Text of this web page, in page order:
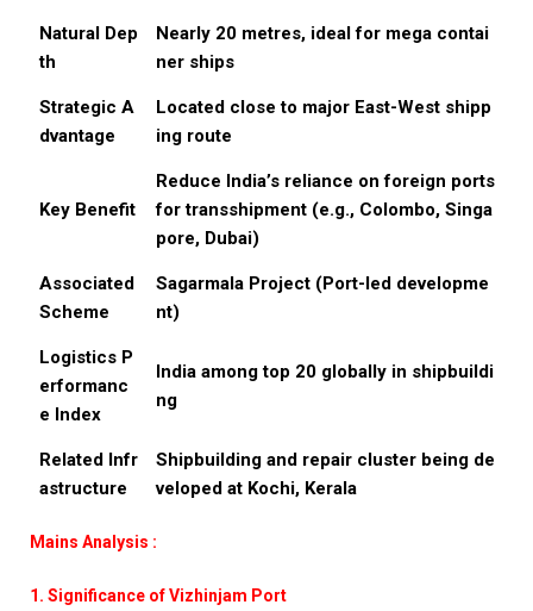
Natural Dep
th
Nearly 20 metres, ideal for mega contai
ner ships
Strategic A
dvantage
Located close to major East-West shipp
ing route
Key Benefit
Reduce India’s reliance on foreign ports
for transshipment (e.g., Colombo, Singa
pore, Dubai)
Associated
Scheme
Sagarmala Project (Port-led developme
nt)
Logistics P
erformanc
e Index
India among top 20 globally in shipbuildi
ng
Related Infr
astructure
Shipbuilding and repair cluster being de
veloped at Kochi, Kerala
Mains Analysis :
1. Significance of Vizhinjam Port